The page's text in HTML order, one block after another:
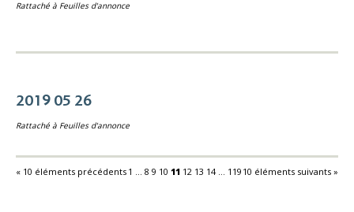
Rattaché à Feuilles d'annonce
2019 05 26
Rattaché à Feuilles d'annonce
« 10 éléments précédents 10 éléments suivants »
1 ... 8 9 10 11 12 13 14 ... 119